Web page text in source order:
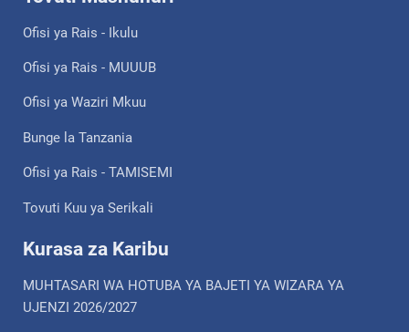
Ofisi ya Rais - Ikulu
Ofisi ya Rais - MUUUB
Ofisi ya Waziri Mkuu
Bunge la Tanzania
Ofisi ya Rais - TAMISEMI
Tovuti Kuu ya Serikali
Kurasa za Karibu
MUHTASARI WA HOTUBA YA BAJETI YA WIZARA YA
UJENZI 2026/2027